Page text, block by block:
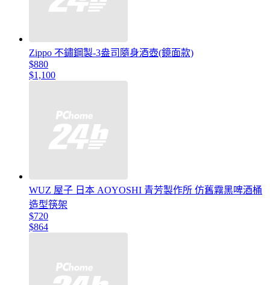
Zippo 不鏽鋼製-3盎司隨身酒壺(鏡面款)
$880
$1,100
WUZ 屋子 日本 AOYOSHI 青芳製作所 仿舊霧黑啤酒桶
造型筷架
$720
$864